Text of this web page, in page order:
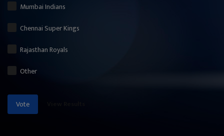
Mumbai Indians
Chennai Super Kings
Rajasthan Royals
Other
Vote